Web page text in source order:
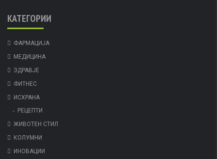
КАТЕГОРИИ
ФАРМАЦИЈА
МЕДИЦИНА
ЗДРАВЈЕ
ФИТНЕС
ИСХРАНА
РЕЦЕПТИ
ЖИВОТЕН СТИЛ
КОЛУМНИ
ИНОВАЦИИ